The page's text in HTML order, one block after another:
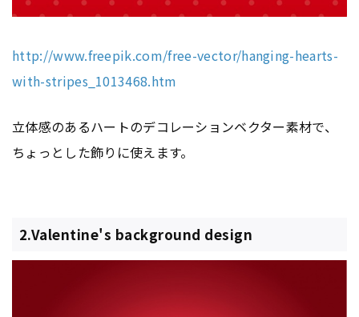
http://www.freepik.com/free-vector/hanging-hearts-
with-stripes_1013468.htm
立体感のあるハートのデコレーションベクター素材で、
ちょっとした飾りに使えます。
2.Valentine's background design